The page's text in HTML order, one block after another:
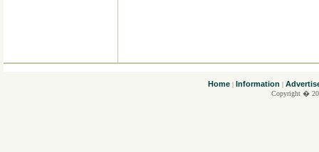
Home| Information |
Copyright �